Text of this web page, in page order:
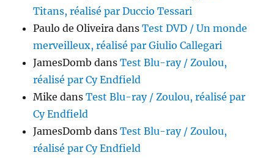
Titans, réalisé par Duccio Tessari
Paulo de Oliveira dansTest DVD / Un monde
merveilleux, réalisé par Giulio Callegari
JamesDomb dansTest Blu-ray / Zoulou,
réalisé par Cy Endfield
Mike dansTest Blu-ray / Zoulou, réalisé par
Cy Endfield
JamesDomb dansTest Blu-ray / Zoulou,
réalisé par Cy Endfield